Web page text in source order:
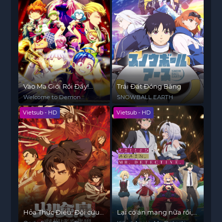
Vào Ma Giới Rồi Đấy!
Iruma-kun (Phần 4)
Welcome to Demon
School! Iruma-kun (Season
4)
Trái Đất Đóng Băng
SNOWBALL EARTH
Vietsub - HD
Hỏa Thực Điểu: Đội cứu
Vietsub - HD
Lại có án mạng nữa rồi,